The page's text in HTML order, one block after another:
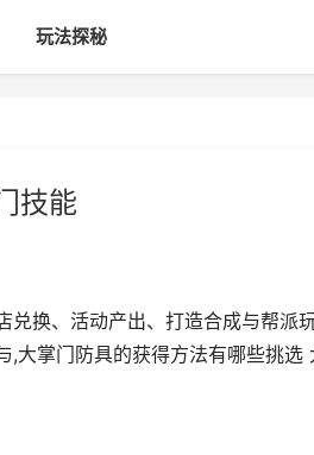
玩法探秘
技能
换、活动产出、打造合成与帮派
,大掌门防具的获得方法有哪些挑选